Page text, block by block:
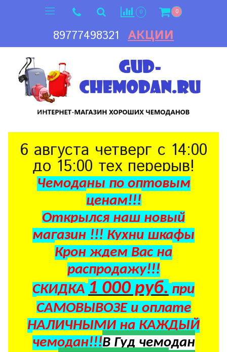
0 0
89777498321 АКЦИИ
6 августа четверг с 14:00
до 15:00 тех перерыв!
Чемоданы по оптовым
ценам!!!
Открылся наш новый
магазин !!! Кухни шкафы
Крон ждем Вас на
распродажу!!!
СКИДКА 1 000 руб. при
САМОВЫВОЗЕ и оплате
НАЛИЧНЫМИ на КАЖДЫЙ
чемодан!!!В Гуд чемодан